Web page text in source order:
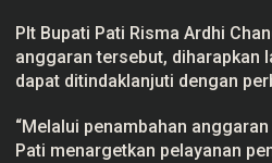
2
7
Plt Bupati Pati Risma Ardhi
anggaran tersebut, diharapkan
dapat ditindaklanjuti dengan
“Melalui penambahan
Pati menargetkan pelayanan